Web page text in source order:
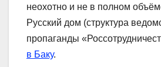
неохотно и не в полном
Русский дом (структура
пропаганды
в Баку.